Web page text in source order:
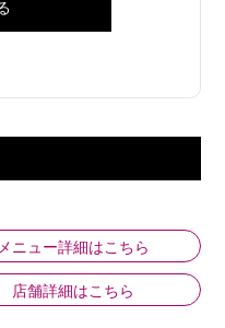
メニュー詳細はこちら
店舗詳細はこちら